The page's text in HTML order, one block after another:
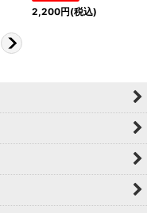
2,200円(税込)